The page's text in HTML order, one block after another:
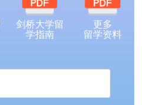
剑桥大学留
学指南
更多
留学资料